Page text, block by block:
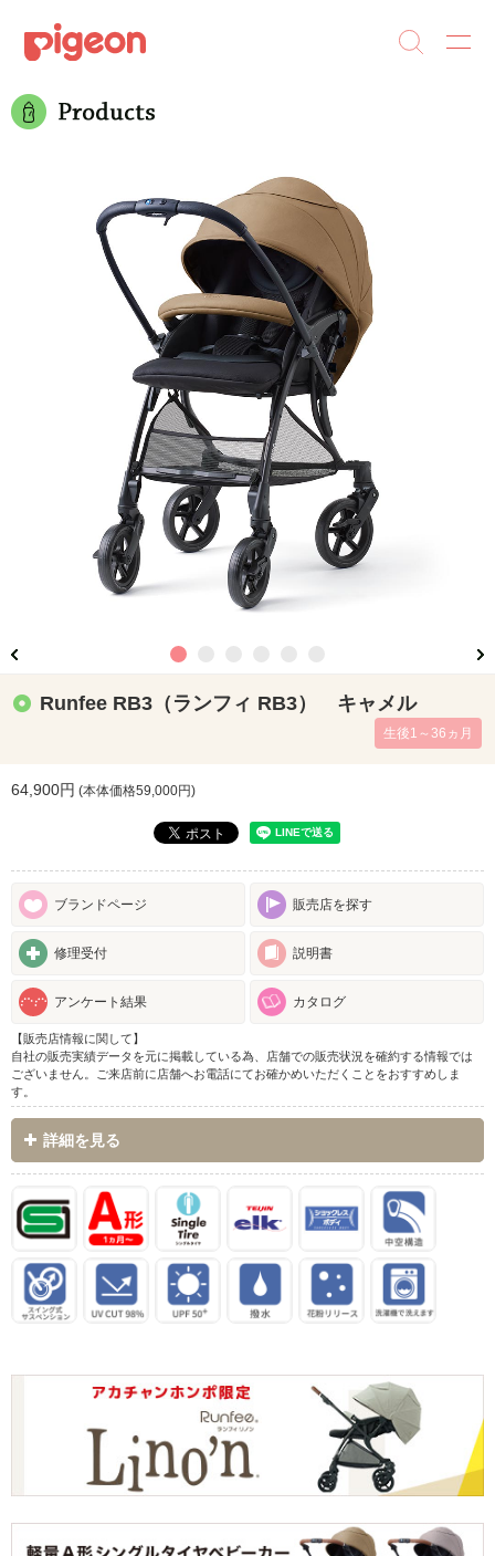
Runfee RB3（ランフィ RB3） キャメル
生後1～36ヵ月
64,900円 (本体価格59,000円)
ブランドページ 販売店を探す
修理受付 説明書
アンケート結果 カタログ
【販売店情報に関して】
自社の販売実績データを元に掲載している為、店舗での販売状況を確約する情報では
ございません。ご来店前に店舗へお電話にてお確かめいただくことをおすすめしま
す。
詳細を見る